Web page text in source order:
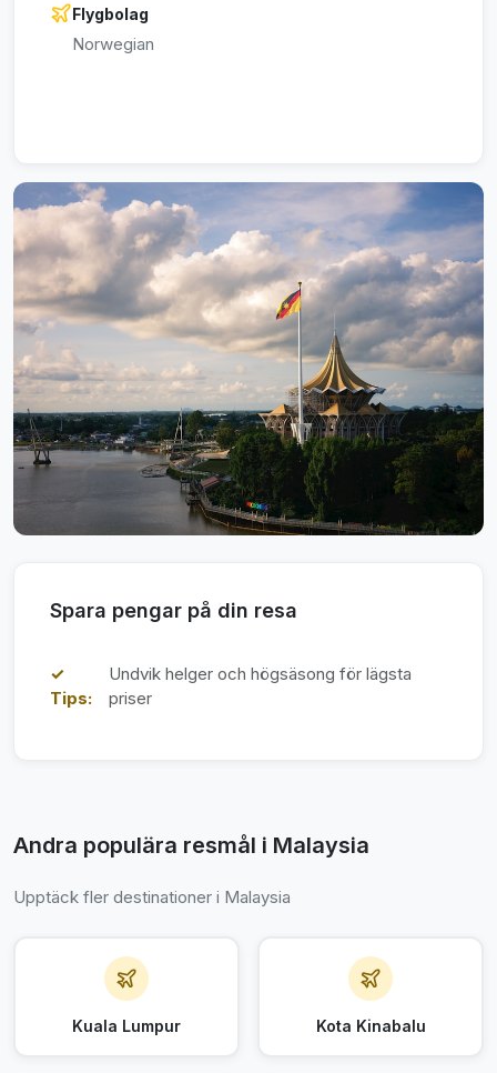
Flygbolag
Norwegian
Spara pengar på din resa
✓
Tips:
Undvik helger och högsäsong för lägsta
priser
Andra populära resmål i Malaysia
Upptäck fler destinationer i Malaysia
Kuala Lumpur Kota Kinabalu